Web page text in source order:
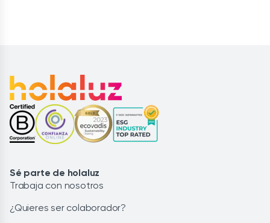
Sé parte de holaluz
Trabaja con nosotros
¿Quieres ser colaborador?